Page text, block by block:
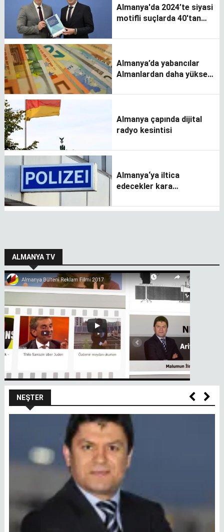
Almanya'da 2024’te siyasi
motifli suçlarda 40'tan
Almanya’da yabancılar
Almanlardan daha yüksek
Almanya çapında dijital
radyo kesintisi
Almanya‘ya iltica
edecekler kara
çevrilecek
ALMANYA TV
NEŞTER